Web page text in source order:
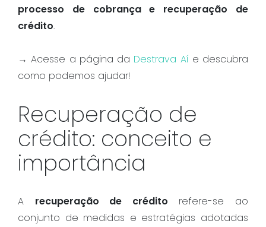
processo de cobrança e recuperação de
crédito.
→ Acesse a página da Destrava Aí e descubra
como podemos ajudar!
Recuperação de
crédito: conceito e
importância
A recuperação de crédito refere-se ao
conjunto de medidas e estratégias adotadas